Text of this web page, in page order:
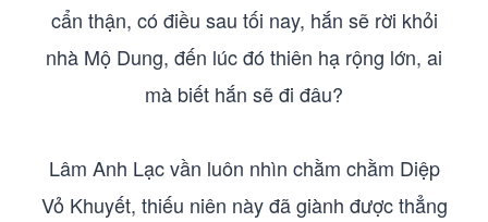
cẩn thận, có điều sau tối nay, hắn sẽ rời khỏi
nhà Mộ Dung, đến lúc đó thiên hạ rộng lớn, ai
mà biết hắn sẽ đi đâu?
Lâm Anh Lạc vần luôn nhìn chằm chằm Diệp
Vỏ Khuyết, thiếu niên này đã giành được thẳng